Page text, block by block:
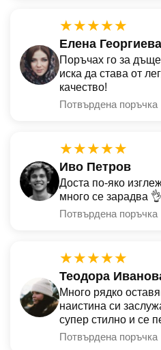
★★★★★
Елена Георгиева
Поръчах го за
иска да става от
качество!
Потвърдена поръчка
★★★★★
Иво Петров
Доста по-яко
много се зарадва 👌
Потвърдена поръчка
★★★★★
Теодора
Много рядко
наистина си
супер стилно и се
Потвърдена поръчка